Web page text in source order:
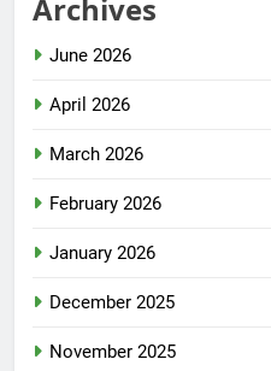
Archives
June 2026
April 2026
March 2026
February 2026
January 2026
December 2025
November 2025